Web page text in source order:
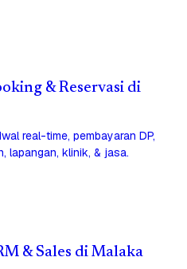
& Reservasi di
real-time, pembayaran DP,
lapangan, klinik, & jasa.
& Sales di Malaka